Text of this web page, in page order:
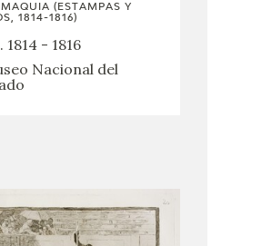
(ESTAMPAS Y
1814-1816)
1814 - 1816
Nacional del